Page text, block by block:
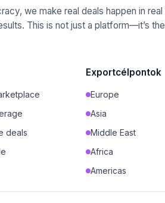
we make real deals happen in real
This is not just a platform—it’s
deals
Exportcélpontok
Europe
Asia
Middle East
Africa
Americas